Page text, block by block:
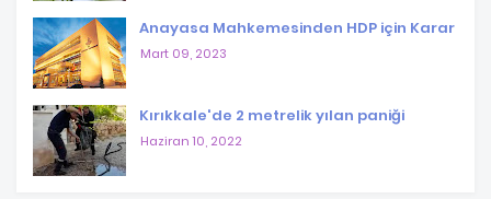
Anayasa Mahkemesinden HDP için Karar
Mart 09, 2023
Kırıkkale'de 2 metrelik yılan paniği
Haziran 10, 2022